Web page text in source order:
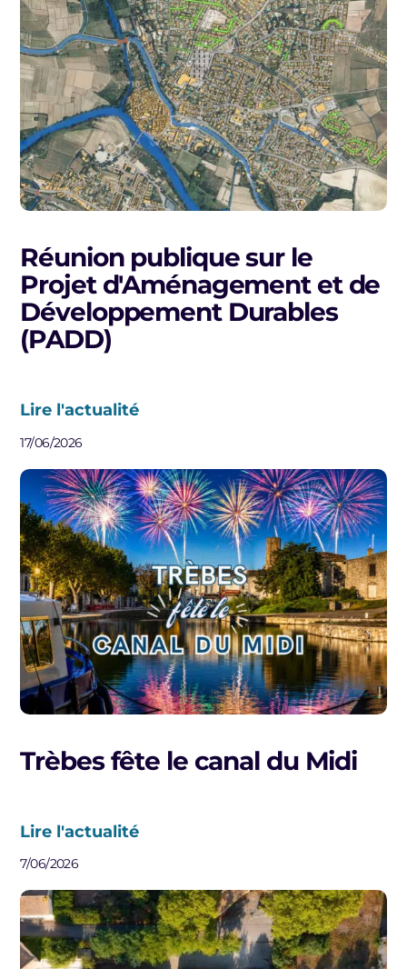
Réunion publique sur le
Projet d'Aménagement et de
Développement Durables
(PADD)
Lire l'actualité
17/06/2026
Trèbes fête le canal du Midi
Lire l'actualité
7/06/2026